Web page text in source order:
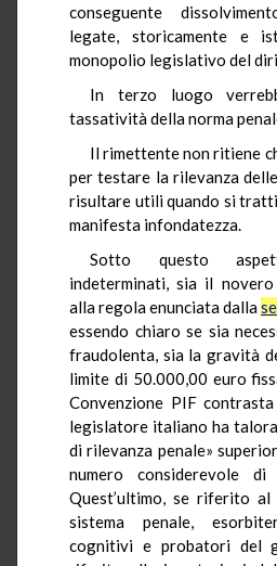
conseguente
legate, storicamente e
monopolio legislativo del
In terzo luogo
tassatività della norma
Il rimettente non ritiene
per testare la rilevanza
risultare utili quando si
manifesta infondatezza.
Sotto questo
indeterminati, sia il
alla regola enunciata dalla
essendo chiaro se sia
fraudolenta, sia la gravità
limite di 50.000,00 euro
Convenzione PIF
legislatore italiano ha
di rilevanza penale»
numero considerevole
Quest’ultimo, se riferito al
sistema penale,
cognitivi e probatori del